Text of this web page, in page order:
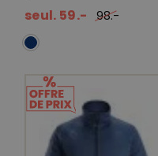
seul. 59.-
98.-